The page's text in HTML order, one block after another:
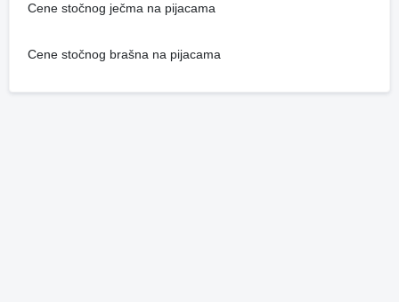
Cene stočnog ječma na pijacama
Cene stočnog brašna na pijacama